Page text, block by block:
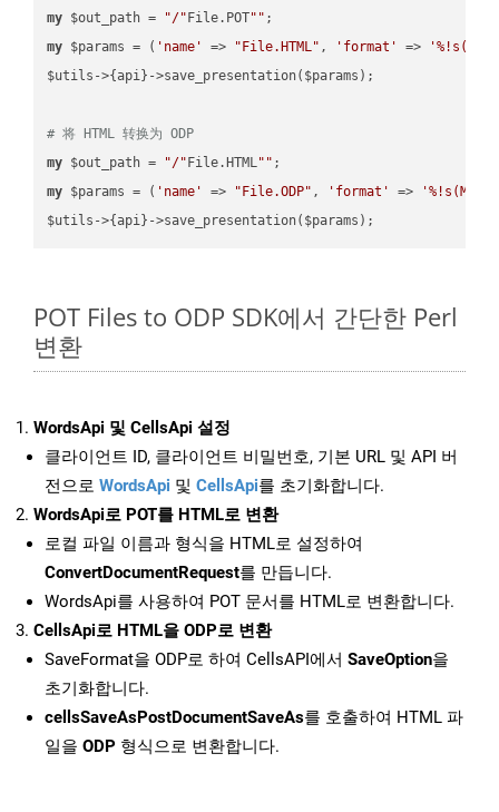
my $out_path = "/" File.POT""
my $params = ( 'name' => "File.HTML" , 'format' =>
$utils->{api}->save_presentation($params);
# 将 HTML 转换为 ODP
my $out_path = "/" File.HTML""
my $params = ( 'name' => "File.ODP" , 'format' =>
POT Files to ODP SDK에서 간단한 Perl
변환
WordsApi 및 CellsApi 설정
클라이언트 ID, 클라이언트 비밀번호, 기본 URL 및 API 버
전으로 WordsApi 및 CellsApi를 초기화합니다.
WordsApi로 POT를 HTML로 변환
로컬 파일 이름과 형식을 HTML로 설정하여
ConvertDocumentRequest를 만듭니다.
WordsApi를 사용하여 POT 문서를 HTML로 변환합니다.
CellsApi로 HTML을 ODP로 변환
SaveFormat을 ODP로 하여 CellsAPI에서 SaveOption을
초기화합니다.
cellsSaveAsPostDocumentSaveAs를 호출하여 HTML 파
일을 ODP 형식으로 변환합니다.